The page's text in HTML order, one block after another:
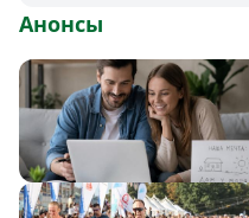
Анонсы